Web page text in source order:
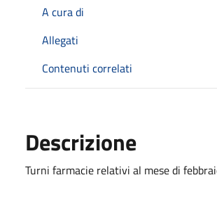
A cura di
Allegati
Contenuti correlati
Descrizione
Turni farmacie relativi al mese di